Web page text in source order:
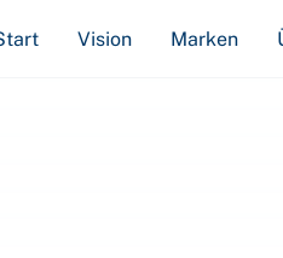
Vision Marken